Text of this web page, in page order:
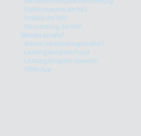
Funktionsweise der bKV
Vorteile der bKV
Finanzierung der bKV
Warum zu uns?
Warum Versicherungsmakler?
Leistungsbeispiele Privat
Leistungsbeispiele Gewerbe
VEMA-App